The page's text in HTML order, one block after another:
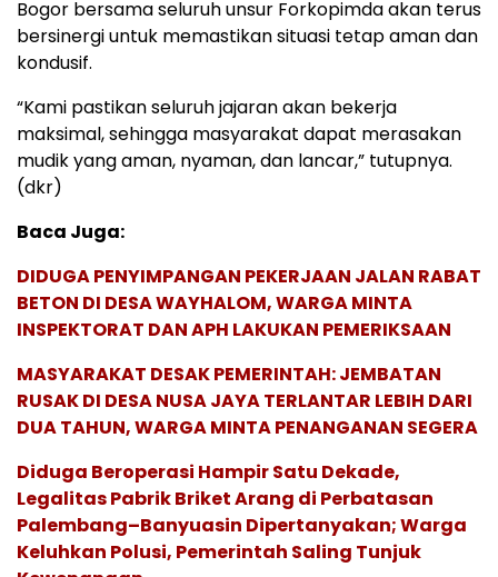
Bogor bersama seluruh unsur Forkopimda akan terus
bersinergi untuk memastikan situasi tetap aman dan
kondusif.
“Kami pastikan seluruh jajaran akan bekerja
maksimal, sehingga masyarakat dapat merasakan
mudik yang aman, nyaman, dan lancar,” tutupnya.
(dkr)
Baca Juga:
DIDUGA PENYIMPANGAN PEKERJAAN JALAN RABAT
BETON DI DESA WAYHALOM, WARGA MINTA
INSPEKTORAT DAN APH LAKUKAN PEMERIKSAAN
MASYARAKAT DESAK PEMERINTAH: JEMBATAN
RUSAK DI DESA NUSA JAYA TERLANTAR LEBIH DARI
DUA TAHUN, WARGA MINTA PENANGANAN SEGERA
Diduga Beroperasi Hampir Satu Dekade,
Legalitas Pabrik Briket Arang di Perbatasan
Palembang–Banyuasin Dipertanyakan; Warga
Keluhkan Polusi, Pemerintah Saling Tunjuk